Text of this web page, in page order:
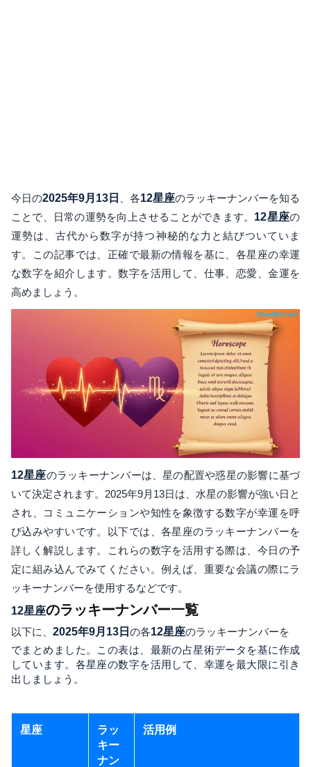
今日の2025年9月13日 、各12星座のラッキーナンバーを知る
ことで、日常の運勢を向上させることができます。 12星座の
運勢は、古代から数字が持つ神秘的な力と結びついていま
す。この記事では、正確で最新の情報を基に、各星座の幸運
な数字を紹介します。数字を活用して、仕事、恋愛、金運を
高めましょう。
12星座のラッキーナンバーは、星の配置や惑星の影響に基づ
いて決定されます。2025年9月13日は、水星の影響が強い日と
され、コミュニケーションや知性を象徴する数字が幸運を呼
び込みやすいです。以下では、各星座のラッキーナンバーを
詳しく解説します。これらの数字を活用する際は、今日の予
定に組み込んでみてください。例えば、重要な会議の際にラ
ッキーナンバーを使用するなどです。
12星座のラッキーナンバー一覧
以下に、 2025年9月13日 の各12星座のラッキーナンバーを
でまとめました。この表は、最新の占星術データを基に作成
しています。各星座の数字を活用して、幸運を最大限に引き
出しましょう。
星座
ラッ
キー
ナン
活用例